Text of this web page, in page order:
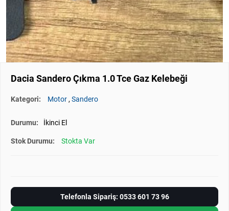
Dacia Sandero Çıkma 1.0 Tce Gaz Kelebeği
Kategori: Motor , Sandero
Durumu: İkinci El
Stok Durumu: Stokta Var
Telefonla Sipariş: 0533 601 73 96